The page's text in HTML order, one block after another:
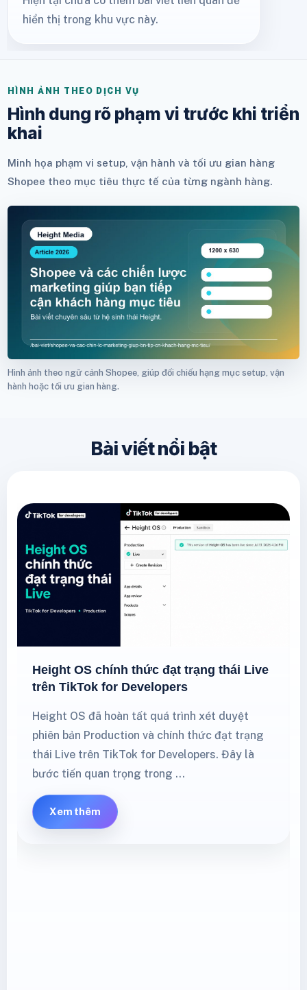
hiển thị trong khu vực này.
HÌNH ẢNH THEO DỊCH VỤ
Hình dung rõ phạm vi trước khi triển
khai
Minh họa phạm vi setup, vận hành và tối ưu gian hàng
Shopee theo mục tiêu thực tế của từng ngành hàng.
Hình ảnh theo ngữ cảnh Shopee, giúp đối chiếu hạng mục setup, vận
hành hoặc tối ưu gian hàng.
Bài viết nổi bật
Height OS chính thức đạt trạng thái Live
trên TikTok for Developers
Height OS đã hoàn tất quá trình xét duyệt
phiên bản Production và chính thức đạt trạng
thái Live trên TikTok for Developers. Đây là
bước tiến quan trọng trong …
Xem thêm